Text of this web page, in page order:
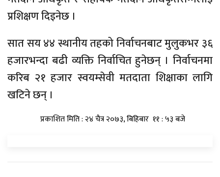
प्रशिक्षण दिइनेछ ।
सात सय ४४ स्थानीय तहको निर्वाचनबाट मुलुकभर ३६
हजारभन्दा बढी व्यक्ति निर्वाचित हुनेछन् । निर्वाचनमा
करिब २१ हजार स्वयम्सेवी मतदाता शिक्षाका लागि
खटिने छन् ।
प्रकाशित मिति : २४ चैत्र २०७३, बिहिबार ११ : ५३ बजे